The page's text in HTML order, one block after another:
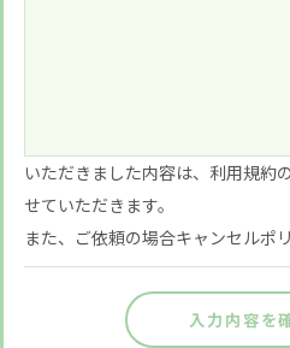
いただきました内容は、利用規約
せていただきます。
また、ご依頼の場合キャンセルポ